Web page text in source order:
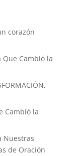
corazón
Que Cambió la
Cambió la
Nuestras
de Oración